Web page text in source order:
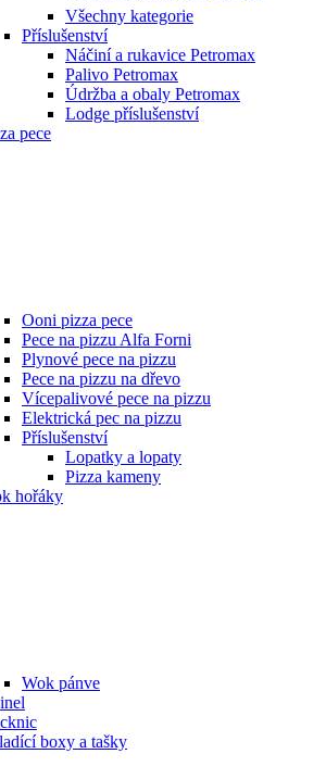
Všechny kategorie
Příslušenství
Náčiní a rukavice Petromax
Palivo Petromax
Údržba a obaly Petromax
Lodge příslušenství
pece
Ooni pizza pece
Pece na pizzu Alfa Forni
Plynové pece na pizzu
Pece na pizzu na dřevo
Vícepalivové pece na pizzu
Elektrická pec na pizzu
Příslušenství
Lopatky a lopaty
Pizza kameny
hořáky
Wok pánve
boxy a tašky